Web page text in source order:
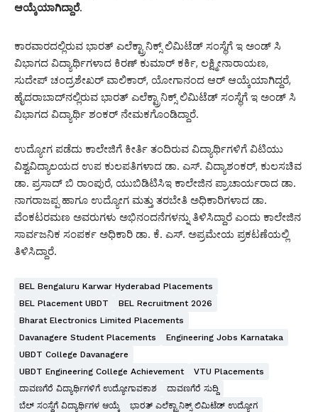
ಆಯ್ಕೆಯಾಗಿದ್ದಾರೆ.
ಕಾರವಾರದಲ್ಲಿರುವ ಭಾರತ್ ಎಲೆಕ್ಟ್ರಾನಿಕ್ಸ್ ಲಿಮಿಟೆಡ್ ಸಂಸ್ಥೆಗೆ ಇ ಅಂಡ್ ಸಿ
ವಿಭಾಗದ ವಿದ್ಯಾರ್ಥಿಗಳಾದ ಕಿರಣ್ ಕುಮಾರ್ ಕರ್ಕಿ, ಲಕ್ಷ್ಮೀನಾರಾಯಣ,
ಸುದೇಪ್ ಚಂದ್ರಶೇಖರ್ ವಾಲಿಕಾರ್, ಯೋಗಾನಂದ ಆರ್ ಆಯ್ಕೆಯಾಗಿದ್ದರೆ,
ಹೈದರಾಬಾದ್‌ನಲ್ಲಿರುವ ಭಾರತ್ ಎಲೆಕ್ಟ್ರಾನಿಕ್ಸ್ ಲಿಮಿಟೆಡ್ ಸಂಸ್ಥೆಗೆ ಇ ಅಂಡ್ ಸಿ
ವಿಭಾಗದ ವಿದ್ಯಾರ್ಥಿ ಶಂಕರ್ ನೇಮಕಗೊಂಡಿದ್ದಾರೆ.
ಉದ್ಯೋಗ ಪಡೆದು ಕಾಲೇಜಿಗೆ ಕೀರ್ತಿ ತಂದಿರುವ ವಿದ್ಯಾರ್ಥಿಗಳಿಗೆ ವಿಟಿಯು
ವಿಶ್ವವಿದ್ಯಾಲಯದ ಉಪ ಕುಲಪತಿಗಳಾದ ಡಾ. ಎಸ್. ವಿದ್ಯಾಶಂಕರ್, ಕುಲಸಚಿವ
ಡಾ. ಪ್ರಸಾದ್ ಬಿ ರಾಂಪುರೆ, ಯುಬಿಡಿಟಿಸಿಇ ಕಾಲೇಜಿನ ಪ್ರಾಚಾರ್ಯರಾದ ಡಾ.
ನಾಗರಾಜಪ್ಪ ಹಾಗೂ ಉದ್ಯೋಗ ಮತ್ತು ತರಬೇತಿ ಅಧಿಕಾರಿಗಳಾದ ಡಾ.
ವೆಂಕಟರಮಣ ಅವರುಗಳು ಅಭಿನಂದನೆಗಳನ್ನು ತಿಳಿಸಿದ್ದಾರೆ ಎಂದು ಕಾಲೇಜಿನ
ಸಾರ್ವಜನಿಕ ಸಂಪರ್ಕ ಅಧಿಕಾರಿ ಡಾ. ಕೆ. ಎಸ್. ಅಪ್ರಮೇಯ ಪ್ರಕಟಣೆಯಲ್ಲಿ
ತಿಳಿಸಿದ್ದಾರೆ.
BEL Bengaluru Karwar Hyderabad Placements
BEL Placement UBDT
BEL Recruitment 2026
Bharat Electronics Limited Placements
Davanagere Student Placements
Engineering Jobs Karnataka
UBDT College Davanagere
UBDT Engineering College Achievement
VTU Placements
ದಾವಣಗೆರೆ ವಿದ್ಯಾರ್ಥಿಗಳಿಗೆ ಉದ್ಯೋಗಾವಕಾಶ
ದಾವಣಗೆರೆ ಸುದ್ದಿ
ಬೆಲ್ ಸಂಸ್ಥೆಗೆ ವಿದ್ಯಾರ್ಥಿಗಳ ಆಯ್ಕೆ
ಭಾರತ್ ಎಲೆಕ್ಟ್ರಾನಿಕ್ಸ್ ಲಿಮಿಟೆಡ್ ಉದ್ಯೋಗ